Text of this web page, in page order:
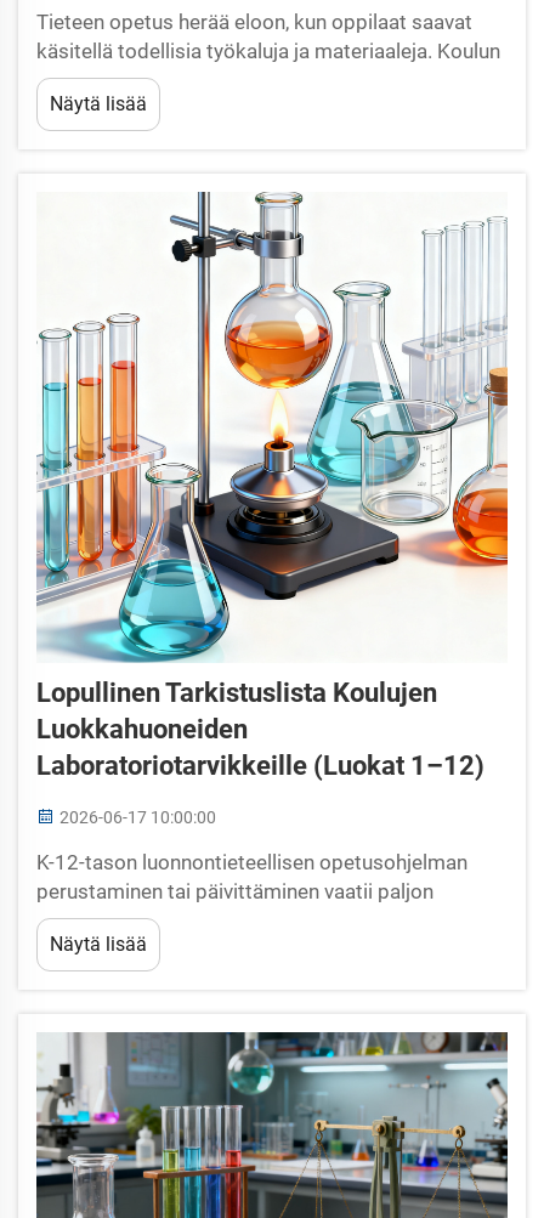
Tieteen opetus herää eloon, kun oppilaat saavat
käsitellä todellisia työkaluja ja materiaaleja. Koulun
laboratoriovälineet muodostavat käytännön
oppimisen perustan ja muuttavat oppikirjojen
abstraktit käsitteet havaittaviksi ja mitattaviksi
Näytä lisää
Lopullinen Tarkistuslista Koulujen
Luokkahuoneiden
Laboratoriotarvikkeille (luokat 1–12)
2026-06-17 10:00:00
K-12-tason luonnontieteellisen opetusohjelman
perustaminen tai päivittäminen vaatii paljon
enemmän kuin pelkän tarvikkeiden tilaamisen ja
niiden sijoittamisen hyllyille. Oikean
koululaboratorion laitteiston on vastattava
turvallisuusmääräyksiä, budjettirajoituksia...
Näytä lisää